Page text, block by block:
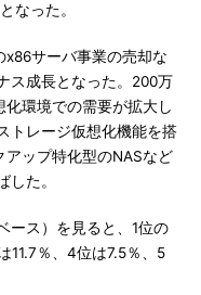
なった。
サーバ事業の売却な
ス成長となった。200万
環境での需要が拡大し
トレージ仮想化機能を搭
ップ特化型のNASなど
た。
ース）を見ると、1位の
11.7％、4位は7.5％、5